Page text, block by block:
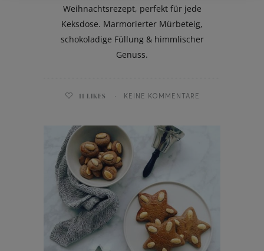
Weihnachtsrezept, perfekt für jede
Keksdose. Marmorierter Mürbeteig,
schokoladige Füllung & himmlischer
Genuss.
11 LIKES KEINE KOMMENTARE